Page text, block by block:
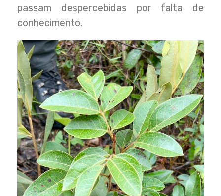
passam despercebidas por falta de
conhecimento.